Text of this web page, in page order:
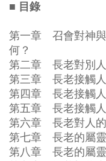
■ 目錄
第一章 召會對神與
何？
第二章 長老對別人
第三章 長老接觸人
第四章 長老接觸人
第五章 長老接觸人
第六章 長老對人
第七章 長老的屬靈
第八章 長老的屬靈